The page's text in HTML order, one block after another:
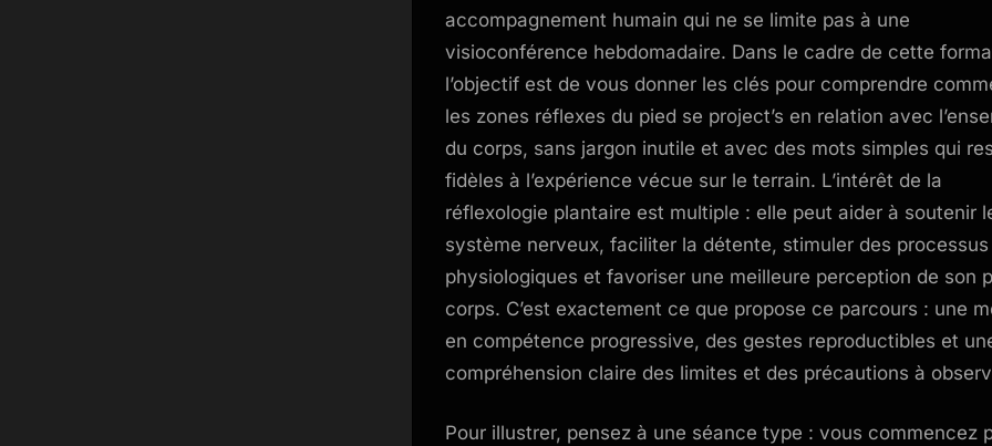
accompagnement humain qui ne se limite pas à une
visioconférence hebdomadaire. Dans le cadre de cette
l’objectif est de vous donner les clés pour comprendre
les zones réflexes du pied se project’s en relation avec
du corps, sans jargon inutile et avec des mots simples qui
fidèles à l’expérience vécue sur le terrain. L’intérêt de la
réflexologie plantaire est multiple : elle peut aider à soutenir
système nerveux, faciliter la détente, stimuler des processus
physiologiques et favoriser une meilleure perception de son
corps. C’est exactement ce que propose ce parcours : une
en compétence progressive, des gestes reproductibles et
compréhension claire des limites et des précautions à
Pour illustrer, pensez à une séance type : vous commencez